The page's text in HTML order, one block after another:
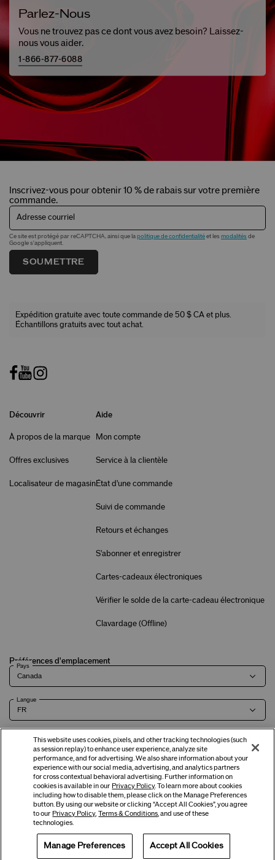
Parlez-Nous
Vous ne trouvez pas ce dont vous avez besoin? Laissez-
nous vous aider.
1-866-877-6088
Inscrivez-vous pour obtenir 10 % de rabais sur votre première
commande.
Adresse courriel
Ce site est protégé par reCAPTCHA, ainsi que la politique de confidentialité et les modalités de
Google s'appliquent.
SOUMETTRE
Expédition gratuite avec toute commande de 50 $ CA et plus.
Échantillons gratuits avec tout achat.
Découvrir
À propos de la marque
Offres exclusives
Localisateur de magasin
Aide
Mon compte
Service à la clientèle
État d'une commande
Suivi de commande
Retours et échanges
S'abonner et enregistrer
Cartes-cadeaux électroniques
Vérifier le solde de la carte-cadeau électronique
Clavardage (Offline)
Préférences d'emplacement
Pays
Langue
Shiseido Co., Ltd. Tous droits réservés.
Politique de
confidentialité
Renseignements sur l'entreprise et
coordonnées
Offres Obtenir de l'aide Services
This website uses cookies, pixels, and other tracking technologies (such
as session replay) to enhance user experience, analyze site
performance, and for advertising. We also share information about your
experience with our social media, advertising, and analytics partners
for cross contextual behavioral advertising. Further information on
cookies is available in our Privacy Policy. To learn more about cookies
including how to disable them, please click on the Manage Preferences
button. By using our website or clicking “Accept All Cookies”, you agree
to our Privacy Policy, Terms & Conditions , and use of these
technologies.
Manage Preferences Accept All Cookies